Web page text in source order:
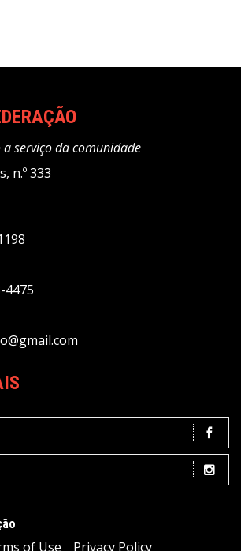
serviço da comunidade
n.º 333
4475
of Use Privacy Policy